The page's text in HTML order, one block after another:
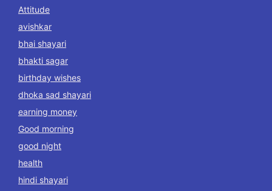
Attitude
avishkar
bhai shayari
bhakti sagar
birthday wishes
dhoka sad shayari
earning money
Good morning
good night
health
hindi shayari